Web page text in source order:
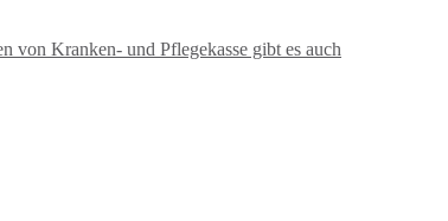
von Kranken- und Pflegekasse gibt es auch